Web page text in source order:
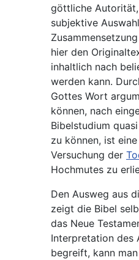
göttliche
subjektive
hier den
inhaltlich nach
werden kann.
Gottes Wort
können, nach
Bibelstudium
zu können, ist
Versuchung der
Hochmutes zu
Den Ausweg aus
zeigt die Bibel
das Neue
Interpretation des
begreift, kann